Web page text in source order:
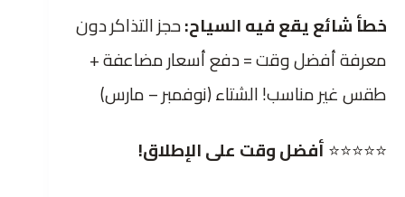
خطأ شائع يقع فيه السياح:حجز التذاكر دون
معرفة أفضل وقت = دفع أسعار مضاعفة +
طقس غير مناسب! الشتاء (نوفمبر – مارس)
⭐⭐⭐⭐⭐أفضل وقت على الإطلاق!